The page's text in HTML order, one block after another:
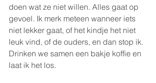
doen wat ze niet willen. Alles gaat op
gevoel. Ik merk meteen wanneer iets
niet lekker gaat, of het kindje het niet
leuk vind, of de ouders, en dan stop ik.
Drinken we samen een bakje koffie en
laat ik het los.